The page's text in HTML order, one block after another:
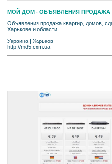
МОЙ ДОМ - ОБЪЯВЛЕНИЯ ПРОДАЖА
Объявления продажа квартир, домов,
Харькове и области
Украина | Харьков
http://md5.com.ua